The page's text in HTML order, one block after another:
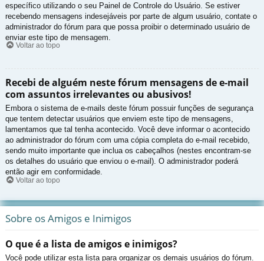
específico utilizando o seu Painel de Controle do Usuário. Se estiver
recebendo mensagens indesejáveis por parte de algum usuário, contate o
administrador do fórum para que possa proibir o determinado usuário de
enviar este tipo de mensagem.
Voltar ao topo
Recebi de alguém neste fórum mensagens de e-mail
com assuntos irrelevantes ou abusivos!
Embora o sistema de e-mails deste fórum possuir funções de segurança
que tentem detectar usuários que enviem este tipo de mensagens,
lamentamos que tal tenha acontecido. Você deve informar o acontecido
ao administrador do fórum com uma cópia completa do e-mail recebido,
sendo muito importante que inclua os cabeçalhos (nestes encontram-se
os detalhes do usuário que enviou o e-mail). O administrador poderá
então agir em conformidade.
Voltar ao topo
Sobre os Amigos e Inimigos
O que é a lista de amigos e inimigos?
Você pode utilizar esta lista para organizar os demais usuários do fórum.